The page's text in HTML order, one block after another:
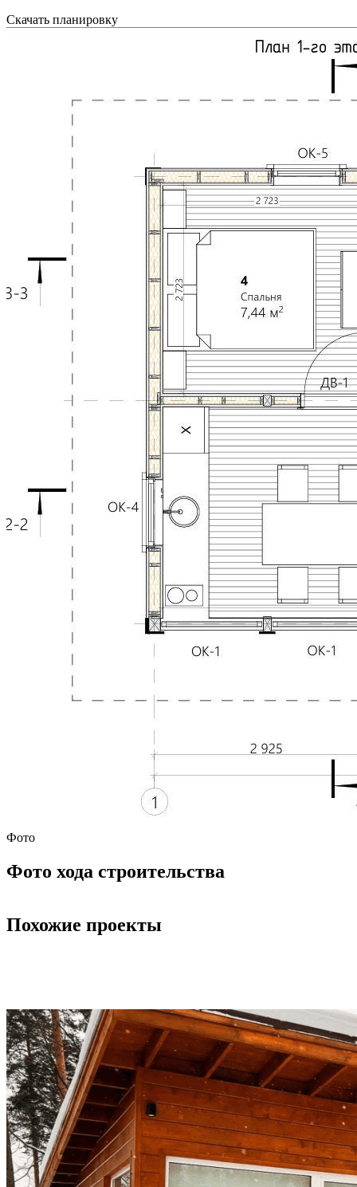
Скачать планировку
Фото
Фото хода строительства
Похожие проекты